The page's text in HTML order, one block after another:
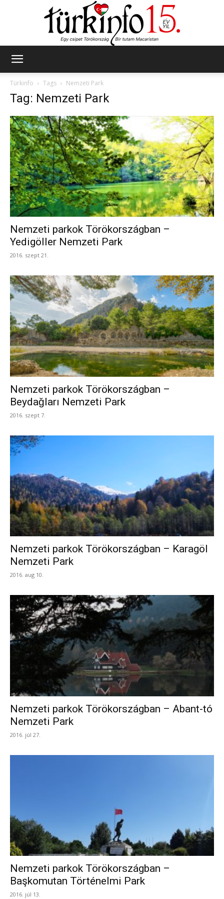
Türkinfo
Tags Nemzeti Park
Tag: Nemzeti Park
Nemzeti parkok Törökországban –
Yedigöller Nemzeti Park
2016. szept 21.
Nemzeti parkok Törökországban –
Beydaǧları Nemzeti Park
2016. szept 7.
Nemzeti parkok Törökországban – Karagöl
Nemzeti Park
2016. aug 10.
Nemzeti parkok Törökországban – Abant-tó
Nemzeti Park
2016. júl 27.
Nemzeti parkok Törökországban –
Başkomutan Történelmi Park
2016. júl 13.